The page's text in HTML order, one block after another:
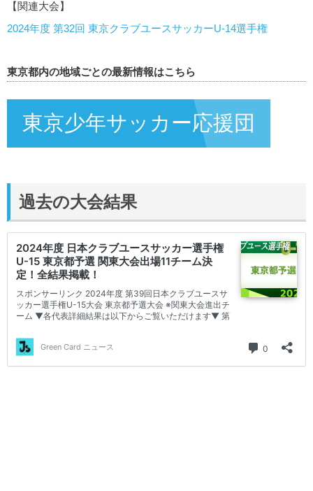
【関連大会】
2024年度 第32回 東京クラブユースサッカーU-14選手権
東京都内の地域ごとの最新情報はこちら
東京少年サッカー応援団
過去の大会結果